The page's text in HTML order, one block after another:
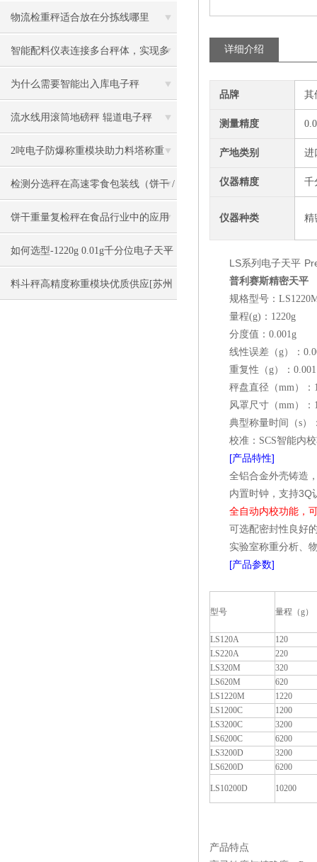
策略
物流检重秤适合放在分拣线哪里
智能配料仪表连接多台秤体，实现多
量程称重配料操作，自动防错
为什么需要智能出入库电子秤
流水线用滚筒地磅秤 辊道电子秤
2吨电子防爆称重模块助力料塔称重
检测分选秤在高速零食包装线（饼干 /
膨化食品）的应用
饼干重量复检秤在食品行业中的应用
如何选型-1220g 0.01g千分位电子天平
自动内校
料斗秤高精度称重模块优质供应[苏州
详细介绍
品牌 其
测量精度
产地类别 进
仪器精度 千
仪器种类 精
LS系列电子天平
普利赛斯精密天平
规格型号：
量程(g)：1220g
分度值：0.001g
线性误差（g）：
重复性（g）：0.001
秤盘直径（mm）：
风罩尺寸（mm）：
典型称量时间（s）
校准：SCS智能内
[产品特性]
全铝合金外壳铸造
内置时钟，支持3Q
全自动内校功能，
可选配密封性良好
实验室称重分析、
[产品参数]
型号 量程（g）
LS120A
120
LS220A
220
LS320M
320
LS620M
620
LS1220M
1220
LS1200C
1200
LS3200C
3200
LS6200C
6200
LS3200D
3200
LS6200D
6200
LS10200D 10200
产品特点